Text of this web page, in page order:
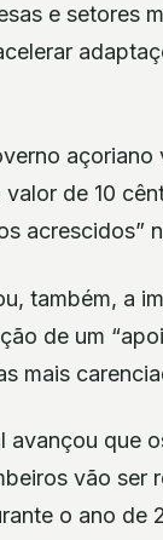
e setores
de 10
acrescidos”
também, a
de um
mais
avançou que
vão ser
o ano de